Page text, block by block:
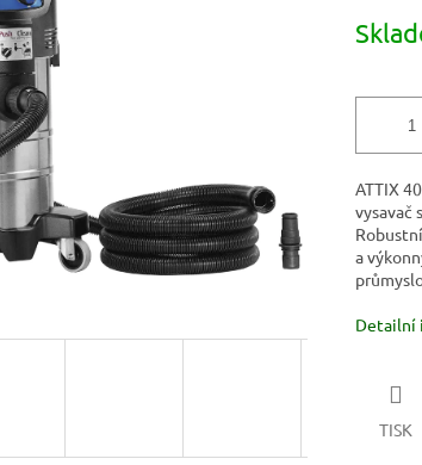
cena:
ATTIX
vysavač
a
Detailní
TISK